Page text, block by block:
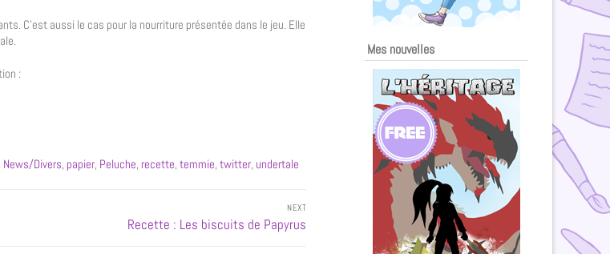
C’est aussi le cas pour la nourriture présentée dans le jeu. Elle
:
News/Divers papier Peluche recette temmie twitter undertale
NEXT
Recette : Les biscuits de Papyrus
Mes nouvelles